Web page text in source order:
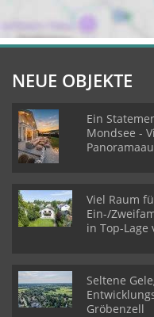
NEUE OBJEKTE
Ein
Mondsee -
Viel Raum
Ein-/
in Top-Lage
Seltene
Gröbenzell